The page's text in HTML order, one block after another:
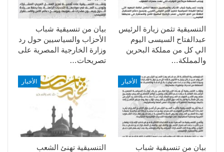
بيان من تنسيقية شباب
الأحزاب والسياسيين حول رد
وزارة الخارجية المصرية على
تصريحات…
التنسيقية تثمن زيارة الرئيس
عبدالفتاح السيسى اليوم
الي كل من مملكة البحرين
والمملكة…
الأخبار
التنسيقية تهنئ الشعب
الأخبار
بيان من تنسيقية شباب